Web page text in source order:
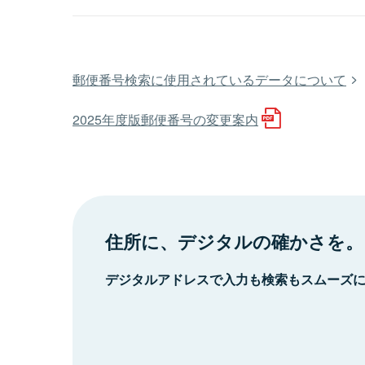
郵便番号検索に使用されているデータについて
2025年度版郵便番号の変更案内
住所に、デジタルの確かさを。
デジタルアドレスで入力も検索もスムーズ